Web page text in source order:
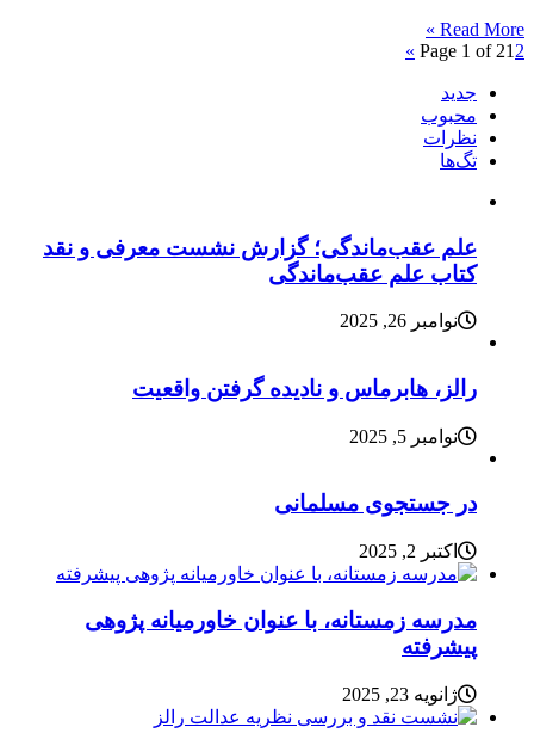
Read More »
Page 1 of 21 2
»
جدید
محبوب
نظرات
تگ‌ها
علم عقب‌ماندگی؛ گزارش نشست معرفی و نقد
کتاب علم عقب‌ماندگی
نوامبر 26, 2025
رالز، هابرماس و نادیده گرفتن واقعیت
نوامبر 5, 2025
در جستجوی مسلمانی
اکتبر 2, 2025
مدرسه زمستانه، با عنوان خاورمیانه پژوهی
پیشرفته
ژانویه 23, 2025